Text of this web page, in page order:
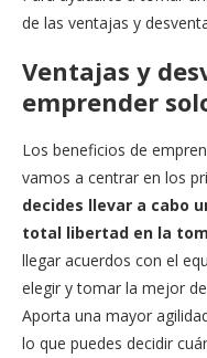
de las ventajas y
Ventajas y
emprender
Los beneficios de
vamos a centrar en los
decides llevar a cabo
total libertad en la
llegar acuerdos con el
elegir y tomar la mejor
Aporta una mayor
lo que puedes decidir